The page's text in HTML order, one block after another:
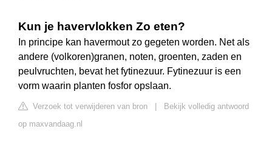
Kun je havervlokken Zo eten?
In principe kan havermout zo gegeten worden. Net als
andere (volkoren)granen, noten, groenten, zaden en
peulvruchten, bevat het fytinezuur. Fytinezuur is een
vorm waarin planten fosfor opslaan.
Verzoek tot verwijderen van bron
Bekijk volledig antwoord
op maxvandaag.nl